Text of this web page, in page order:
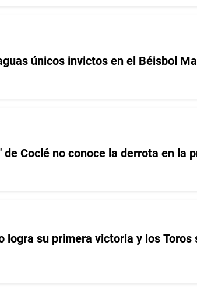
únicos invictos en el Béisbol
de Coclé no conoce la derrota en la
logra su primera victoria y los Toros